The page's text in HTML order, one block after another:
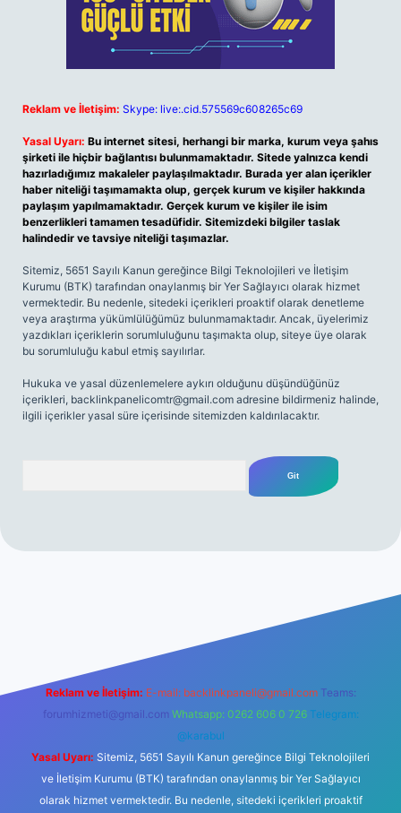
Reklam ve İletişim: Skype: live:.cid.575569c608265c69
Yasal Uyarı: Bu internet sitesi, herhangi bir marka, kurum veya şahıs
şirketi ile hiçbir bağlantısı bulunmamaktadır. Sitede yalnızca kendi
hazırladığımız makaleler paylaşılmaktadır. Burada yer alan içerikler
haber niteliği taşımamakta olup, gerçek kurum ve kişiler hakkında
paylaşım yapılmamaktadır. Gerçek kurum ve kişiler ile isim
benzerlikleri tamamen tesadüfidir. Sitemizdeki bilgiler taslak
halindedir ve tavsiye niteliği taşımazlar.
Sitemiz, 5651 Sayılı Kanun gereğince Bilgi Teknolojileri ve İletişim
Kurumu (BTK) tarafından onaylanmış bir Yer Sağlayıcı olarak hizmet
vermektedir. Bu nedenle, sitedeki içerikleri proaktif olarak denetleme
veya araştırma yükümlülüğümüz bulunmamaktadır. Ancak, üyelerimiz
yazdıkları içeriklerin sorumluluğunu taşımakta olup, siteye üye olarak
bu sorumluluğu kabul etmiş sayılırlar.
Hukuka ve yasal düzenlemelere aykırı olduğunu düşündüğünüz
içerikleri, backlinkpanelicomtr@gmail.com adresine bildirmeniz halinde,
ilgili içerikler yasal süre içerisinde sitemizden kaldırılacaktır.
Reklam ve İletişim: E-mail: backlinkpaneli@gmail.com Teams:
forumhizmeti@gmail.com Whatsapp: 0262 606 0 726 Telegram:
@karabul
Yasal Uyarı: Sitemiz, 5651 Sayılı Kanun gereğince Bilgi Teknolojileri
ve İletişim Kurumu (BTK) tarafından onaylanmış bir Yer Sağlayıcı
olarak hizmet vermektedir. Bu nedenle, sitedeki içerikleri proaktif